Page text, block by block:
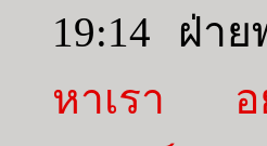
19:14 ฝ่า
หาเรา อ